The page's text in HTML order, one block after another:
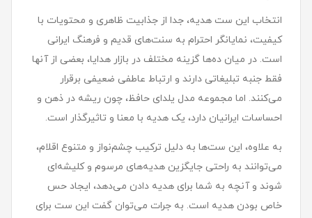
انتخاب این ست هدیه، جدا از جذابیت ظاهری و محتویات با
کیفیت، نمایانگر احترام به سنت‌های قدیم و فرهنگ ایرانی
است. در میان ده‌ها گزینه مختلف در بازار هدایا، بعضی از آنها
فقط جنبه تبلیغاتی دارند و ارتباط عاطفی ضعیفی برقرار
می‌کنند. اما مجموعه مدل یلدای حافظ، چون ریشه در ذهن و
احساسات ایرانیان دارد، یک هدیه با معنا و تاثیرگذار است.
به علاوه، این ست‌ها به دلیل ترکیب چشم‌نواز و متنوع اقلام،
می‌توانند به راحتی جایگزین هدیه‌های مرسوم و کلیشه‌ای
شوند و آنچه به شما برای هدیه دادن می‌دهد، ایجاد حس
خاص بودن هدیه است. به جرات می‌توان گفت این ست برای